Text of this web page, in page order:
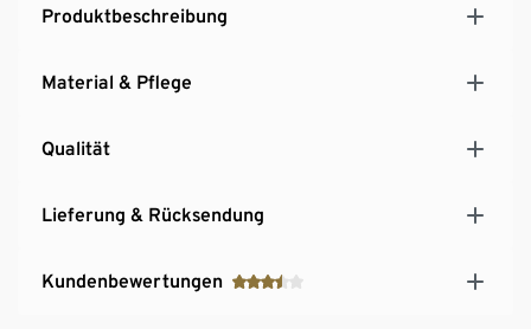
Produktbeschreibung
Material & Pflege
Qualität
Lieferung & Rücksendung
Kundenbewertungen